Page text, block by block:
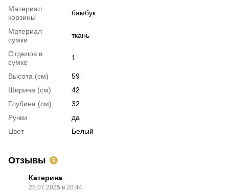
Материал
корзины
бамбук
Материал
сумки
ткань
Отделов в
сумке
1
Высота (см)
59
Ширина (см)
42
Глубина (см)
32
Ручки
да
Цвет
Белый
Отзывы 5
Катерина
25.07.2025 в 20:44